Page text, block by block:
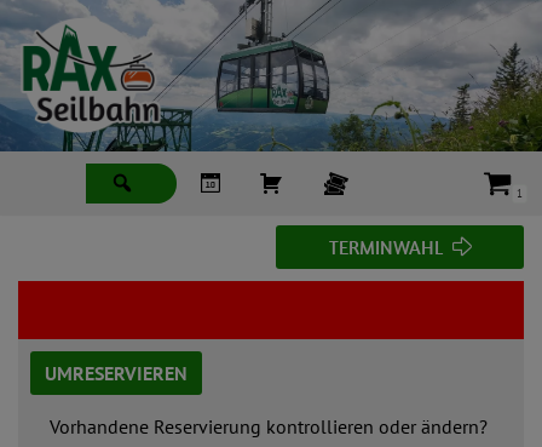
Zum
Inhalt
springen
1
I
W
TERMINWAHL
UMRESERVIEREN
Vorhandene Reservierung kontrollieren oder ändern?